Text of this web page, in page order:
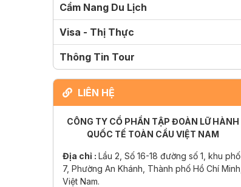
Cẩm Nang Du Lịch
Visa - Thị Thực
Thông Tin Tour
LIÊN HỆ
CÔNG TY CỔ PHẦN TẬP ĐOÀN LỮ HÀNH
QUỐC TẾ TOÀN CẦU VIỆT NAM
Địa chỉ : Lầu 2, Số 16-18 đường số 1, khu phố
7, Phường An Khánh, Thành phố Hồ Chí Minh,
Việt Nam.